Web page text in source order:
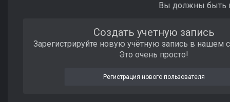
Вы должны быть
Создать учетную запись
Зарегистрируйте новую учётную запись в нашем
Это очень просто!
Регистрация нового пользователя